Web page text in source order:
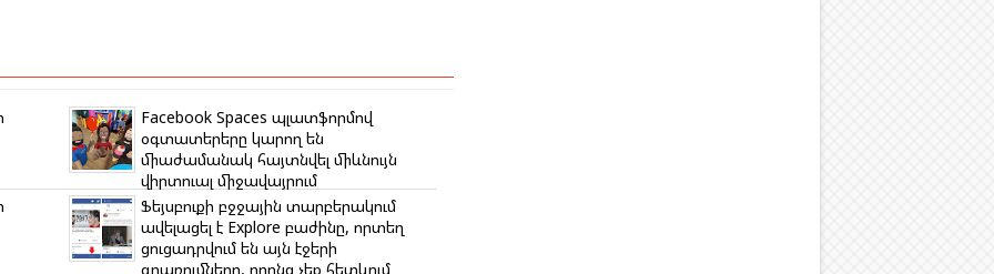
Facebook Spaces պլատֆորմով
օգտատերերը կարող են
միաժամանակ հայտնվել միևնույն
վիրտուալ միջավայրում
Ֆեյսբուքի բջջային տարբերակում
ավելացել է Explore բաժինը, որտեղ
ցուցադրվում են այն էջերի
գրառումները, որոնց չեք հետևում